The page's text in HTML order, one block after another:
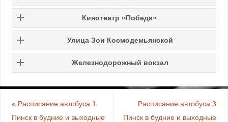
Кинотеатр «Победа»
Улица Зои Космодемьянской
Железнодорожный вокзал
« Расписание автобуса 1
Пинск в будние и выходные
Расписание автобуса 3
Пинск в будние и выходные